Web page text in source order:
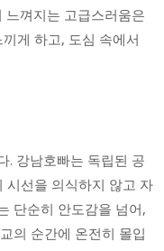
느껴지는 고급스러움은
게 하고, 도심 속에서
. 강남호빠는 독립된 공
시선을 의식하지 않고 자
단순히 안도감을 넘어,
의 순간에 온전히 몰입